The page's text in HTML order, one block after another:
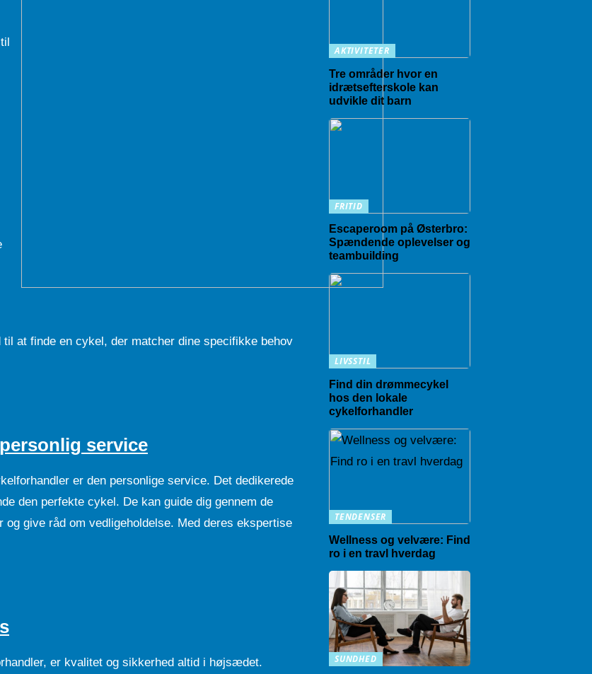
at finde en cykel, der matcher dine specifikke behov
service
er den personlige service. Det dedikerede
den perfekte cykel. De kan guide dig gennem de
give råd om vedligeholdelse. Med deres ekspertise
er kvalitet og sikkerhed altid i højsædet.
AKTIVITETER
Tre områder hvor en
idrætsefterskole kan
udvikle dit barn
FRITID
Escaperoom på Østerbro:
Spændende oplevelser og
teambuilding
LIVSSTIL
Find din drømmecykel
hos den lokale
cykelforhandler
TENDENSER
Wellness og velvære: Find
ro i en travl hverdag
SUNDHED